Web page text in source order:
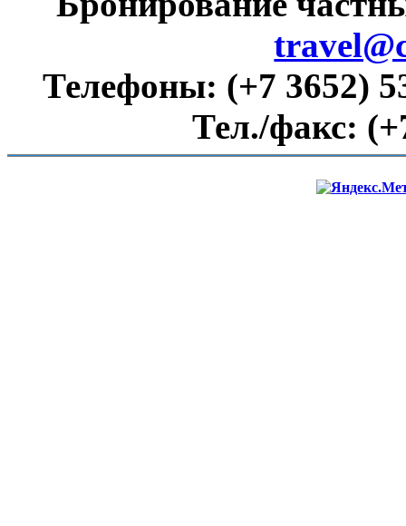
Телефоны: (+7 3652)
Тел./факс: